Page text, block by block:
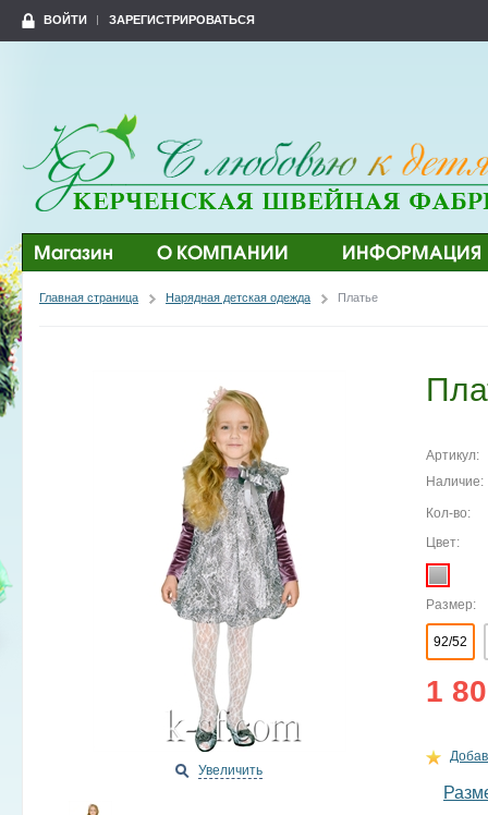
ВОЙТИ ЗАРЕГИСТРИРОВАТЬСЯ
Магазин О КОМПАНИИ ИНФОРМАЦИЯ
Главная страница Нарядная детская одежда Платье
Увеличить
Артикул:
Наличие:
Кол-во:
Цвет:
Размер:
92/52
1